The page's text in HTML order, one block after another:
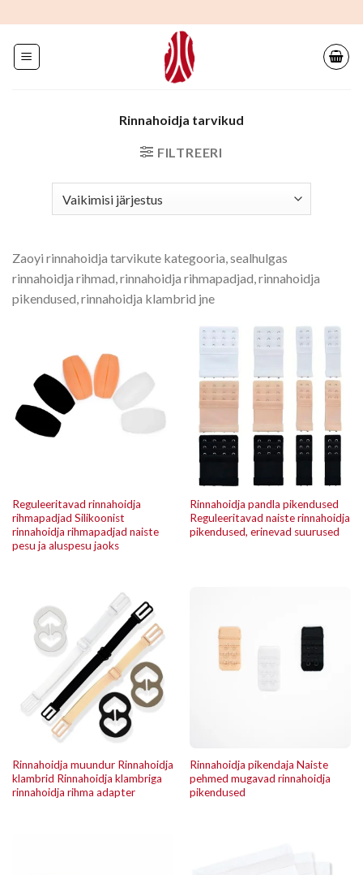
sisu
juurde
Rinnahoidja tarvikud
FILTREERI
Zaoyi rinnahoidja tarvikute kategooria, sealhulgas
rinnahoidja rihmad, rinnahoidja rihmapadjad, rinnahoidja
pikendused, rinnahoidja klambrid jne
Reguleeritavad rinnahoidja
rihmapadjad Silikoonist
rinnahoidja rihmapadjad naiste
pesu ja aluspesu jaoks
Rinnahoidja pandla pikendused
Reguleeritavad naiste rinnahoidja
pikendused, erinevad suurused
Rinnahoidja muundur Rinnahoidja
klambrid Rinnahoidja klambriga
rinnahoidja rihma adapter
Rinnahoidja pikendaja Naiste
pehmed mugavad rinnahoidja
pikendused